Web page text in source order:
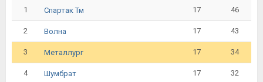
1 Спартак Тм 17 46
2 Волна 17 43
3 Металлург 17 34
4 Шумбрат 17 32